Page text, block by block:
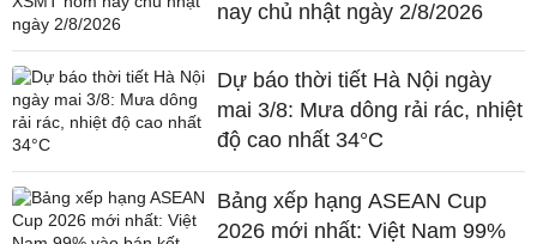
nay chủ nhật ngày 2/8/2026
Dự báo thời tiết Hà Nội ngày
mai 3/8: Mưa dông rải rác, nhiệt
độ cao nhất 34°C
Bảng xếp hạng ASEAN Cup
2026 mới nhất: Việt Nam 99%